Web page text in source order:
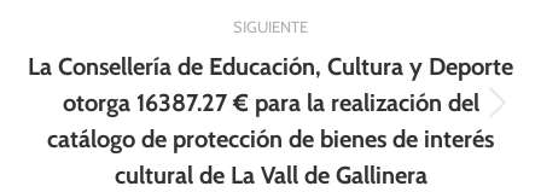
SIGUIENTE
Publicación
siguiente:
La Consellería de Educación, Cultura y Deporte
otorga 16387.27 € para la realización del
catálogo de protección de bienes de interés
cultural de La Vall de Gallinera